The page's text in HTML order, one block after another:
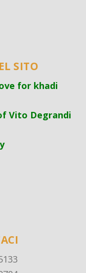
SITO
for khadi
Vito Degrandi